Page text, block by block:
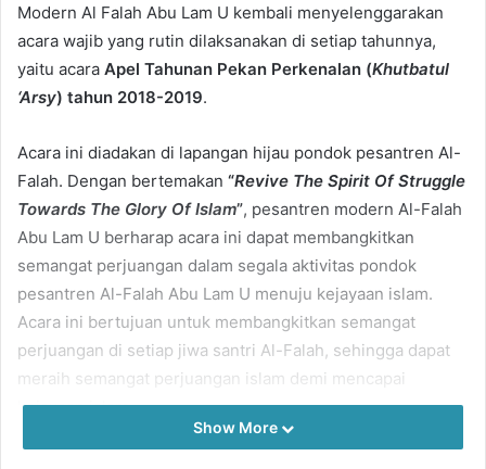
Modern Al Falah Abu Lam U kembali menyelenggarakan
acara wajib yang rutin dilaksanakan di setiap tahunnya,
yaitu acara Apel Tahunan Pekan Perkenalan (Khutbatul
‘Arsy) tahun 2018-2019.
Acara ini diadakan di lapangan hijau pondok pesantren Al-
Falah. Dengan bertemakan “Revive The Spirit Of Struggle
Towards The Glory Of Islam”, pesantren modern Al-Falah
Abu Lam U berharap acara ini dapat membangkitkan
semangat perjuangan dalam segala aktivitas pondok
pesantren Al-Falah Abu Lam U menuju kejayaan islam.
Acara ini bertujuan untuk membangkitkan semangat
perjuangan di setiap jiwa santri Al-Falah, sehingga dapat
meraih semangat perjuangan islam demi mencapai
kejayaan islam.
Show More